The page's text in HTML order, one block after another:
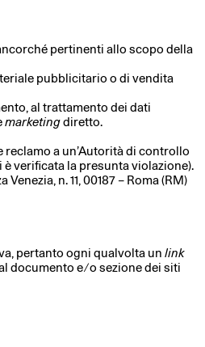
pertinenti allo scopo della
pubblicitario o di vendita
al trattamento dei dati
marketingdiretto.
a un’Autorità di controllo
verificata la presunta violazione).
n. 11, 00187 – Roma (RM)
pertanto ogni qualvolta unlink
documento e ⁄ o sezione dei siti